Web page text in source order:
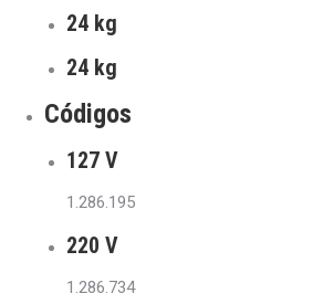
24 kg
24 kg
Códigos
127 V
1.286.195
220 V
1.286.734